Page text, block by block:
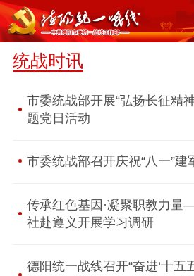
统战时讯
市委统战部开展“弘扬长征精神 砥砺初心使命”
题党日活动
市委统战部召开庆祝“八一”建
传承红色基因·凝聚职教力
社赴遵义开展学习调研
德阳统一战线召开“奋进‘十五